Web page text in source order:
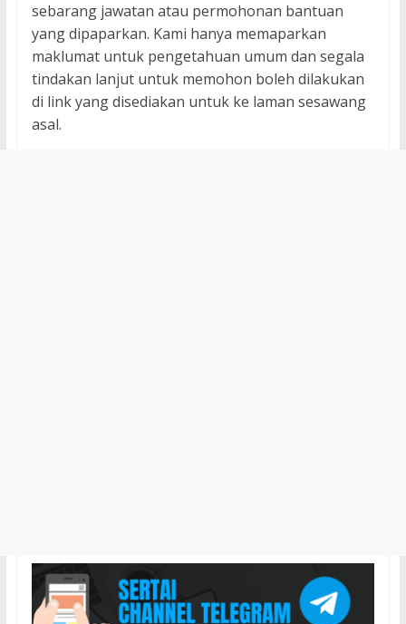
sebarang jawatan atau permohonan bantuan
yang dipaparkan. Kami hanya memaparkan
maklumat untuk pengetahuan umum dan segala
tindakan lanjut untuk memohon boleh dilakukan
di link yang disediakan untuk ke laman sesawang
asal.